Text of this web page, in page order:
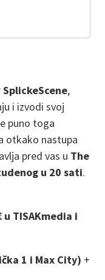
SplickeScene,
i izvodi svoj
puno toga
otkako nastupa
pred vas u The
u 20 sati.
TISAKmedia i
1 i Max City) +